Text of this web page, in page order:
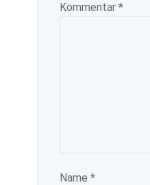
Kommentar *
Name *